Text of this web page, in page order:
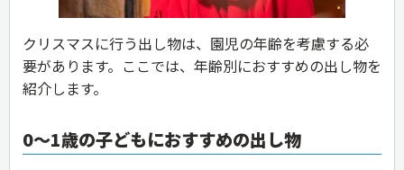
クリスマスに行う出し物は、園児の年齢を考慮する必
要があります。ここでは、年齢別におすすめの出し物を
紹介します。
0〜1歳の子どもにおすすめの出し物